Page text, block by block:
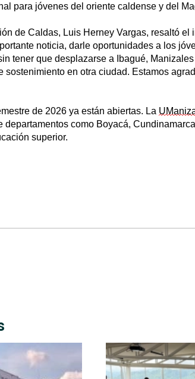
para jóvenes del oriente caldense y del
de Caldas, Luis Herney Vargas, resaltó
noticia, darle oportunidades a los
tener que desplazarse a Ibagué,
sostenimiento en otra ciudad. Estamos
de 2026 ya están abiertas. La
como Boyacá,
superior.